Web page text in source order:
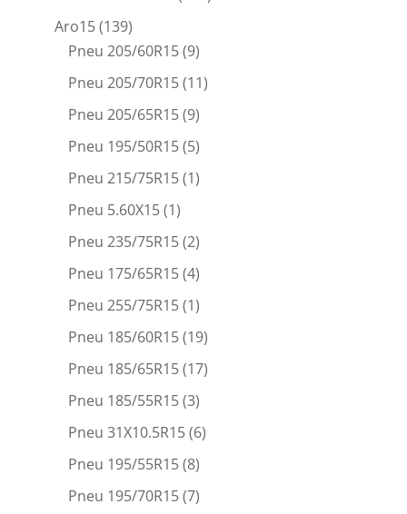
Aro15(139)
Pneu 205/60R15(9)
Pneu 205/70R15(11)
Pneu 205/65R15(9)
Pneu 195/50R15(5)
Pneu 215/75R15(1)
Pneu 5.60X15(1)
Pneu 235/75R15(2)
Pneu 175/65R15(4)
Pneu 255/75R15(1)
Pneu 185/60R15(19)
Pneu 185/65R15(17)
Pneu 185/55R15(3)
Pneu 31X10.5R15(6)
Pneu 195/55R15(8)
Pneu 195/70R15(7)